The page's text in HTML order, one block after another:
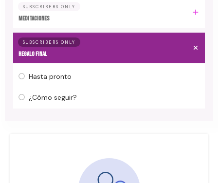
SUBSCRIBERS ONLY
Meditaciones
SUBSCRIBERS ONLY
Regalo final
Hasta pronto
¿Cómo seguir?